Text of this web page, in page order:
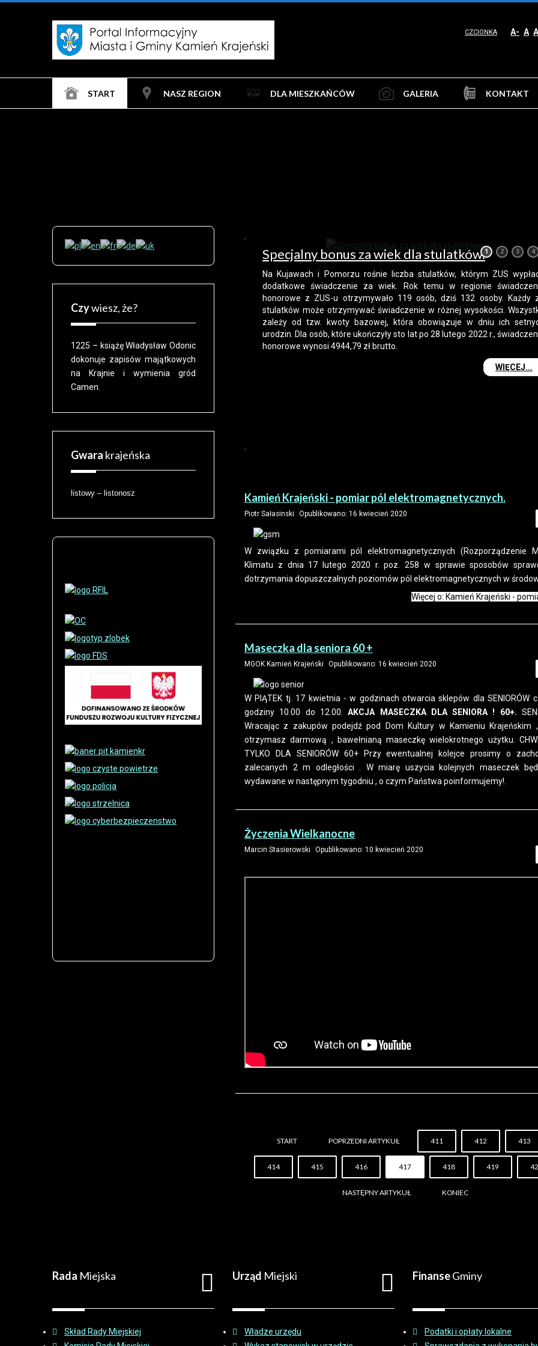
CZCIONKA A- A
START NASZ REGION DLA MIESZKAŃCÓW GALERIA KONTAKT
Specjalny bonus za wiek dla stulatków.
Na Kujawach i Pomorzu rośnie liczba stulatków, którym ZUS
dodatkowe świadczenie za wiek. Rok temu w regionie
honorowe z ZUS-u otrzymywało 119 osób, dziś 132 osoby. Każdy
stulatków może otrzymywać świadczenie w różnej wysokości.
zależy od tzw. kwoty bazowej, która obowiązuje w dniu ich
urodzin. Dla osób, które ukończyły sto lat po 28 lutego 2022 r.,
honorowe wynosi 4944,79 zł brutto.
WIĘCEJ...
1 2 3 4
Kamień Krajeński - pomiar pól elektromagnetycznych.
Piotr Sałasinski Opublikowano: 16 kwiecień 2020
W związku z pomiarami pól elektromagnetycznych (Rozporządzenie
Klimatu z dnia 17 lutego 2020 r. poz. 258 w sprawie sposobów
dotrzymania dopuszczalnych poziomów pól elektromagnetycznych w
Więcej o: Kamień Krajeński -
Maseczka dla seniora 60 +
MGOK Kamień Krajeński Opublikowano: 16 kwiecień 2020
W PIĄTEK tj. 17 kwietnia - w godzinach otwarcia sklepów dla SENIORÓW
godziny 10.00 do 12.00.AKCJA MASECZKA DLA SENIORA ! 60+.
Wracając z zakupów podejdź pod Dom Kultury w Kamieniu Krajeńskim
otrzymasz darmową , bawełnianą maseczkę wielokrotnego użytku.
TYLKO DLA SENIORÓW 60+ Przy ewentualnej kolejce prosimy o
zalecanych 2 m odległości . W miarę uszycia kolejnych maseczek
wydawane w następnym tygodniu , o czym Państwa poinformujemy!.
Życzenia Wielkanocne
Marcin Stasierowski Opublikowano: 10 kwiecień 2020
START POPRZEDNI ARTYKUŁ 411 412 413
414 415 416 417 418 419
NASTĘPNY ARTYKUŁ KONIEC
Czywiesz, że?
1225 – książę Władysław Odonic
dokonuje zapisów majątkowych
na Krajnie i wymienia gród
Camen.
Gwara krajeńska
listowy – listonosz
Rada Miejska
Skład Rady Miejskiej
Urząd Miejski
Władze urzędu
FinanseGminy
Podatki i opłaty lokalne